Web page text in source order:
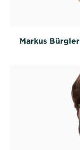
Markus Bürgler